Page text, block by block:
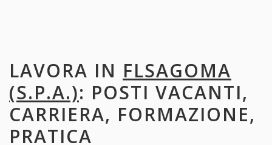
LAVORA IN FLSAGOMA
(S.P.A.): POSTI VACANTI,
CARRIERA, FORMAZIONE,
PRATICA